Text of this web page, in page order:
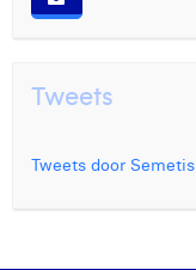
Tweets
Tweets door Semetis